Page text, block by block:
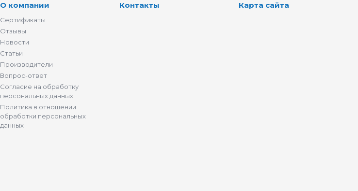
О компании
Сертификаты
Отзывы
Новости
Статьи
Производители
Вопрос-ответ
Согласие на обработку
персональных данных
Политика в отношении
обработки персональных
данных
Контакты Карта сайта